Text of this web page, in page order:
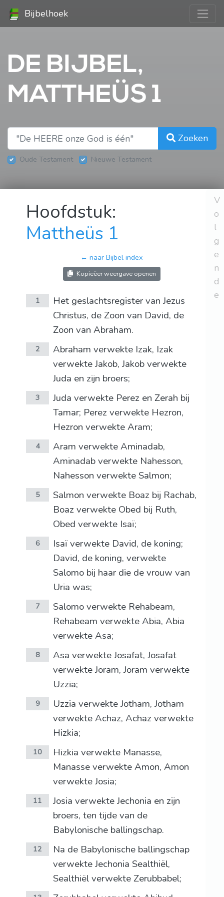
Bijbelhoek
DE BIJBEL,
MATTHEÜS 1
Zoeken
Oude Testament Nieuwe Testament
Hoofdstuk:
Mattheüs 1
← naar Bijbel index
Kopieëer weergave openen
1
Het geslachtsregister van Jezus
Christus, de Zoon van David, de
Zoon van Abraham.
2
Abraham verwekte Izak, Izak
verwekte Jakob, Jakob verwekte
Juda en zijn broers;
3
Juda verwekte Perez en Zerah bij
Tamar; Perez verwekte Hezron,
Hezron verwekte Aram;
4
Aram verwekte Aminadab,
Aminadab verwekte Nahesson,
Nahesson verwekte Salmon;
5
Salmon verwekte Boaz bij Rachab,
Boaz verwekte Obed bij Ruth,
Obed verwekte Isaï;
6
Isaï verwekte David, de koning;
David, de koning, verwekte
Salomo bij haar die de vrouw van
Uria was;
7
Salomo verwekte Rehabeam,
Rehabeam verwekte Abia, Abia
verwekte Asa;
8
Asa verwekte Josafat, Josafat
verwekte Joram, Joram verwekte
Uzzia;
9
Uzzia verwekte Jotham, Jotham
verwekte Achaz, Achaz verwekte
Hizkia;
10
Hizkia verwekte Manasse,
Manasse verwekte Amon, Amon
verwekte Josia;
11
Josia verwekte Jechonia en zijn
broers, ten tijde van de
Babylonische ballingschap.
12
Na de Babylonische ballingschap
verwekte Jechonia Sealthiël,
Sealthiël verwekte Zerubbabel;
V
o
l
g
e
n
d
e